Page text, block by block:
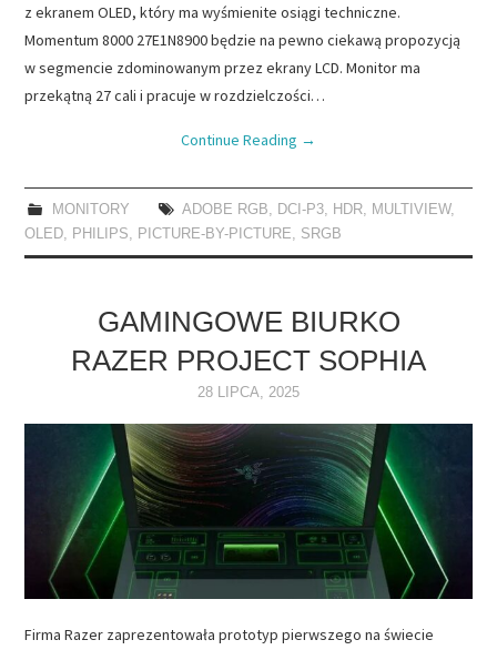
z ekranem OLED, który ma wyśmienite osiągi techniczne.
Momentum 8000 27E1N8900 będzie na pewno ciekawą propozycją
w segmencie zdominowanym przez ekrany LCD. Monitor ma
przekątną 27 cali i pracuje w rozdzielczości…
Continue Reading →
MONITORY ADOBE RGB, DCI-P3, HDR, MULTIVIEW,
OLED, PHILIPS, PICTURE-BY-PICTURE, SRGB
GAMINGOWE BIURKO
RAZER PROJECT SOPHIA
28 LIPCA, 2025
Firma Razer zaprezentowała prototyp pierwszego na świecie